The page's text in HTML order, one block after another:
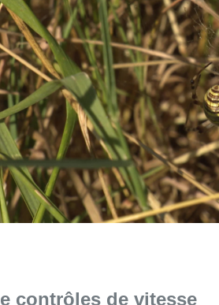
l'article "Au Moeraske, Bart
contrôles de vitesse
“Une moto a été
km/h sur l’avenue de